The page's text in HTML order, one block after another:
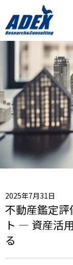
2025年7月31日
不動産鑑定
ト — 資産活
る